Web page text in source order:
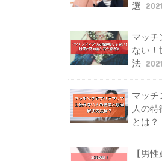
選
マッチ
ない！
法
マッチ
人の
とは？
【男